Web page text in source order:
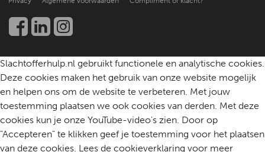
Een slachtoffer helpen
Werken bij
Community
Slachtofferhulp.nl gebruikt functionele en analytische cookies.
Deze cookies maken het gebruik van onze website mogelijk
en helpen ons om de website te verbeteren. Met jouw
toestemming plaatsen we ook cookies van derden. Met deze
cookies kun je onze YouTube-video's zien. Door op
"Accepteren" te klikken geef je toestemming voor het plaatsen
van deze cookies. Lees de cookieverklaring voor meer